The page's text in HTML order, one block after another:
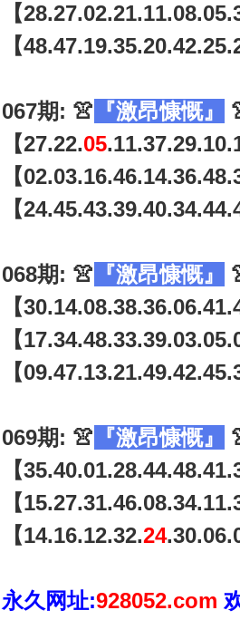
【
【
067期: 👚 『激昂慷慨』
【27.22.05
【
【
068期: 👚 『激昂慷慨』
【
【
【
069期: 👚 『激昂慷慨』
【
【
【14.16.12.32.24
永久网址:928052.com